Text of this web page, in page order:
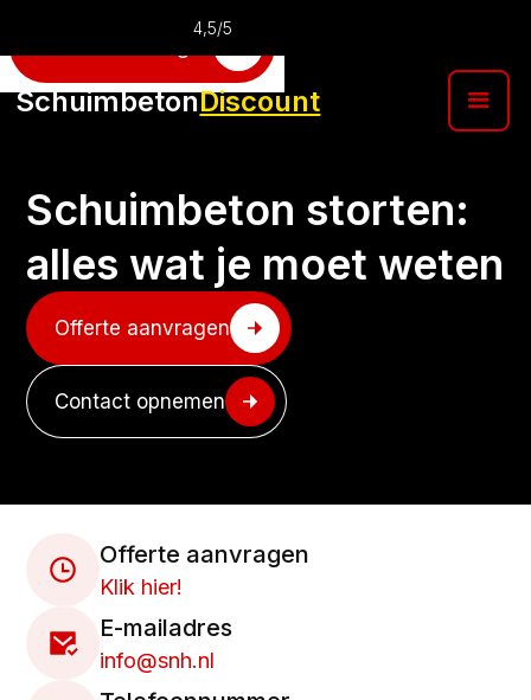
4,5/5
SchuimbetonDiscount
Schuimbeton storten:
alles wat je moet weten
Offerte aanvragen
Contact opnemen
Offerte aanvragen
Klik hier!
E-mailadres
info@snh.nl